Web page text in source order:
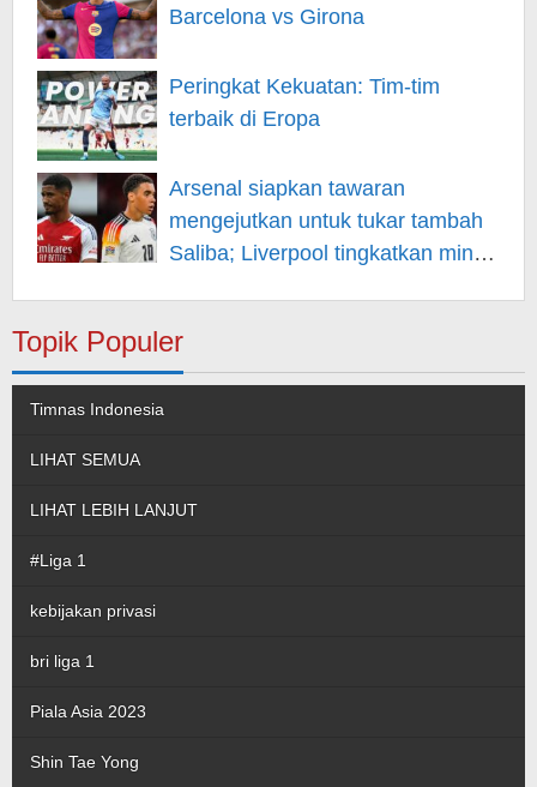
Barcelona vs Girona
Peringkat Kekuatan: Tim-tim
terbaik di Eropa
Arsenal siapkan tawaran
mengejutkan untuk tukar tambah
Saliba; Liverpool tingkatkan minat
Topik Populer
Timnas Indonesia
LIHAT SEMUA
LIHAT LEBIH LANJUT
#Liga 1
kebijakan privasi
bri liga 1
Piala Asia 2023
Shin Tae Yong